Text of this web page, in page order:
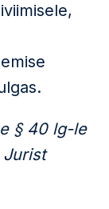
§ 40 lg-le
Jurist